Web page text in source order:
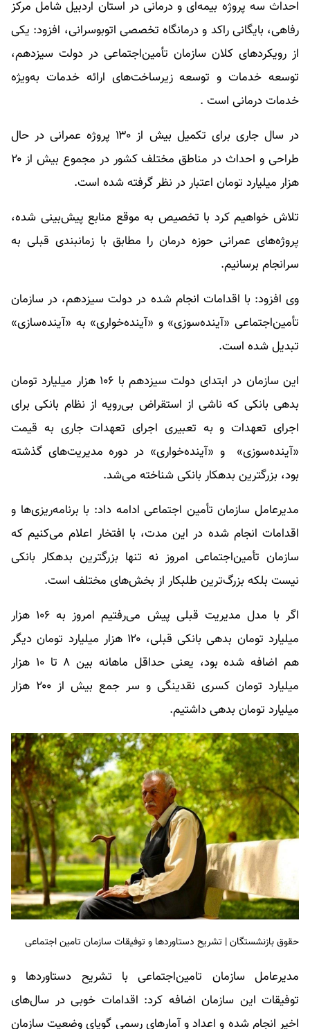
احداث سه پروژه بیمه‌ای و درمانی در استان اردبیل شامل مرکز
رفاهی، بایگانی راکد و درمانگاه تخصصی اتوبوسرانی، افزود: یکی
از رویکردهای کلان سازمان تأمین‌اجتماعی در دولت سیزدهم،
توسعه خدمات و توسعه زیرساخت‌های ارائه خدمات به‌ویژه
خدمات درمانی است .
در سال جاری برای تکمیل بیش از ۱۳۰ پروژه عمرانی در حال
طراحی و احداث در مناطق مختلف کشور در مجموع بیش از ۲۰
هزار میلیارد تومان اعتبار در نظر گرفته شده است.
تلاش خواهیم کرد با تخصیص به موقع منابع پیش‌بینی شده،
پروژه‌های عمرانی حوزه درمان را مطابق با زمانبندی قبلی به
سرانجام برسانیم.
وی افزود: با اقدامات انجام شده در دولت سیزدهم، در سازمان
تأمین‌اجتماعی «آینده‌سوزی» و «آینده‌خواری» به «آینده‌سازی»
تبدیل شده است.
این سازمان در ابتدای دولت سیزدهم با ۱۰۶ هزار میلیارد تومان
بدهی بانکی که ناشی از استقراض بی‌رویه از نظام بانکی برای
اجرای تعهدات و به تعبیری اجرای تعهدات جاری به قیمت
«آینده‌سوزی» و «آینده‌خواری» در دوره مدیریت‌های گذشته
بود، بزرگترین بدهکار بانکی شناخته می‌شد.
مدیرعامل سازمان تأمین اجتماعی ادامه داد: با برنامه‌ریزی‌ها و
اقدامات انجام شده در این مدت، با افتخار اعلام می‌کنیم که
سازمان تأمین‌اجتماعی امروز نه تنها بزرگترین بدهکار بانکی
نیست بلکه بزرگ‌ترین طلبکار از بخش‌های مختلف است.
اگر با مدل مدیریت قبلی پیش می‌رفتیم امروز به ۱۰۶ هزار
میلیارد تومان بدهی بانکی قبلی، ۱۲۰ هزار میلیارد تومان دیگر
هم اضافه شده بود، یعنی حداقل ماهانه بین ۸ تا ۱۰ هزار
میلیارد تومان کسری نقدینگی و سر جمع بیش از ۲۰۰ هزار
میلیارد تومان بدهی داشتیم.
حقوق بازنشستگان | تشریح دستاوردها و توفیقات سازمان تامین اجتماعی
مدیرعامل سازمان تامین‌اجتماعی با تشریح دستاوردها و
توفیقات این سازمان اضافه کرد: اقدامات خوبی در سال‌های
اخیر انجام شده و اعداد و آمارهای رسمی گویای وضعیت سازمان